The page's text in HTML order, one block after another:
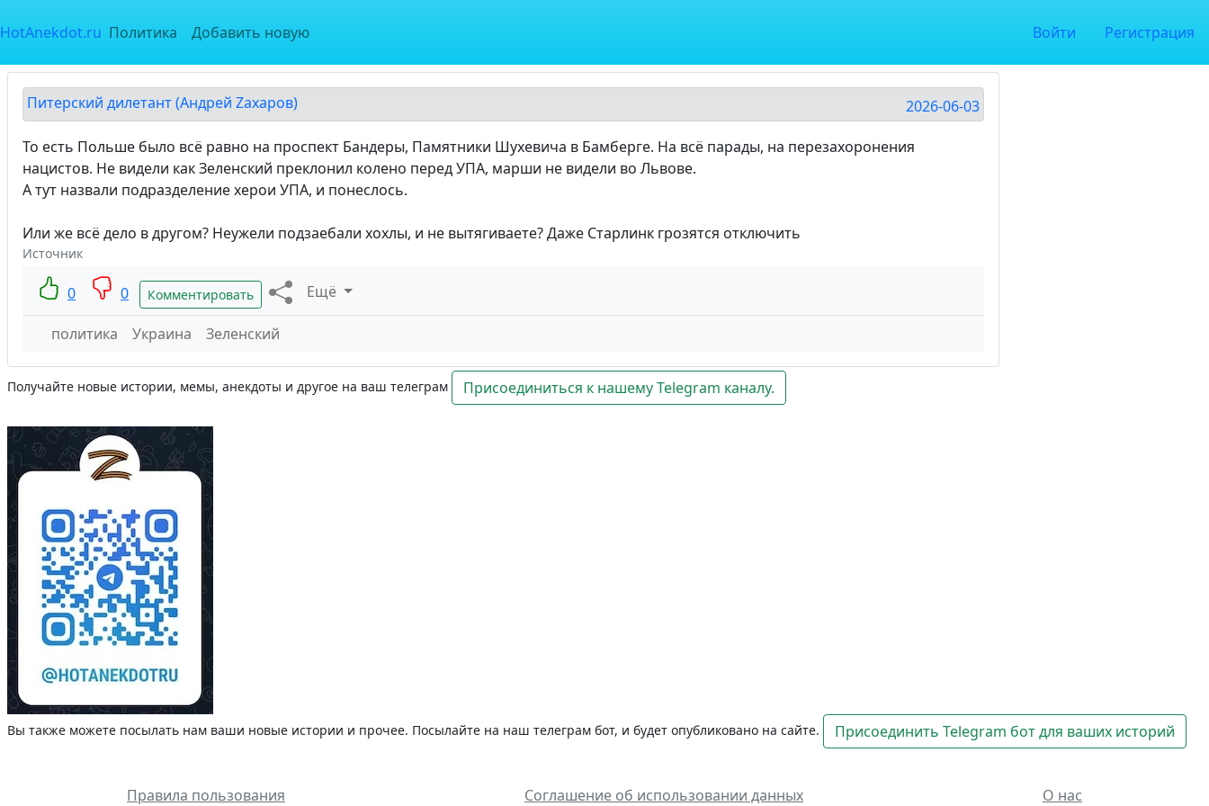
HotAnekdot.ru Политика Добавить новую Войти Регистрация
Питерский дилетант (Андрей Zахаров) 2026-06-03
То есть Польше было всё равно на проспект Бандеры, Памятники Шухевича в Бамберге. На всё парады, на перезахоронения
нацистов. Не видели как Зеленский преклонил колено перед УПА, марши не видели во Львове.
А тут назвали подразделение херои УПА, и понеслось.
Или же всё дело в другом? Неужели подзаебали хохлы, и не вытягиваете? Даже Старлинк грозятся отключить
Источник
0 0 Комментировать Ещё
политика Украина Зеленский
Получайте новые истории, мемы, анекдоты и другое на ваш телеграм Присоединиться к нашему Telegram каналу.
Вы также можете посылать нам ваши новые истории и прочее. Посылайте на наш телеграм бот, и будет опубликовано на сайте. Присоединить Telegram бот для ваших историй
Правила пользования Соглашение об использовании данных О нас